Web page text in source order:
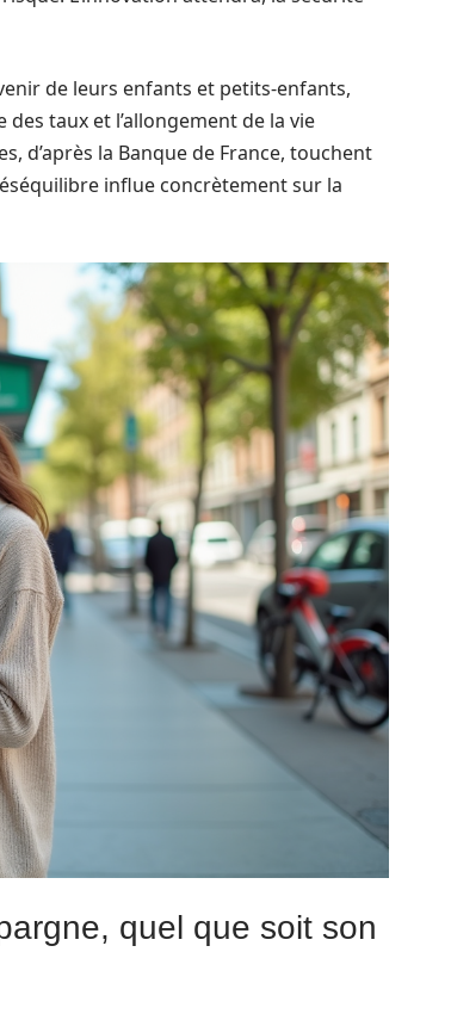
de leurs enfants et petits-enfants,
des taux et l’allongement de la vie
d’après la Banque de France, touchent
influe concrètement sur la
quel que soit son